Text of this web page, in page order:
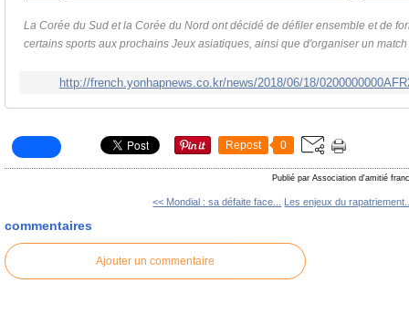
La Corée du Sud et la Corée du Nord ont décidé de défiler ensemble et de
certains sports aux prochains Jeux asiatiques, ainsi que d'organiser un match
http://french.yonhapnews.co.kr/news/2018/06/18/
Repost 0
Publié par Association d'amitié
<< Mondial : sa défaite face... Les enjeux du
commentaires
Ajouter un commentaire